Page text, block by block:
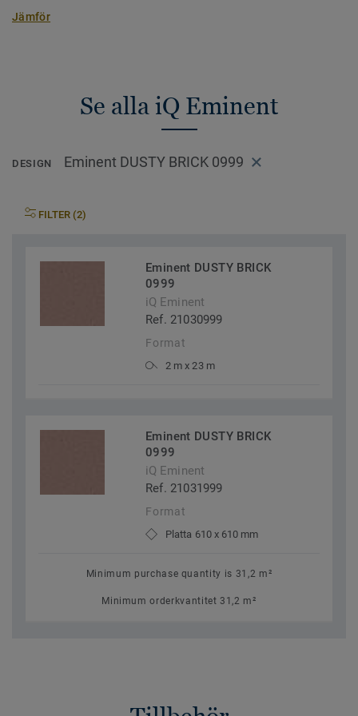
Jämför
Se alla iQ Eminent
DESIGN Eminent DUSTY BRICK 0999
FILTER (2)
Eminent DUSTY BRICK
0999
iQ Eminent
Ref. 21030999
Format
2 m x 23 m
Eminent DUSTY BRICK
0999
iQ Eminent
Ref. 21031999
Format
Platta 610 x 610 mm
Minimum purchase quantity is 31,2 m²
Minimum orderkvantitet 31,2 m²